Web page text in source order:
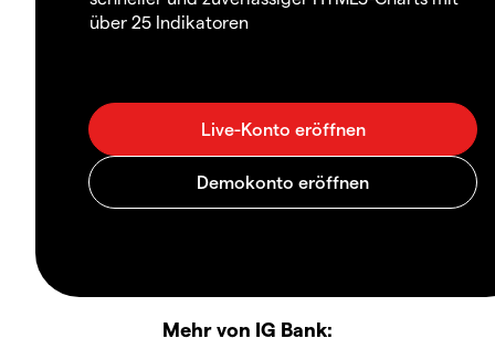
über 25 Indikatoren
Mehr von IG Bank: